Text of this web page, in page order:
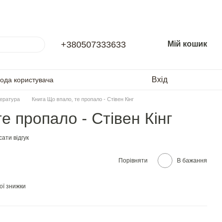
+380507333633 Мій кошик
користувача
Вхід
Книга Що впало, те пропало - Стівен Кінг
пропало - Стівен Кінг
відгук
Порівняти В бажання
знижки